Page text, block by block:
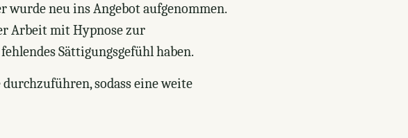
wurde neu ins Angebot aufgenommen.
Arbeit mit Hypnose zur
Sättigungsgefühl haben.
sodass eine weite